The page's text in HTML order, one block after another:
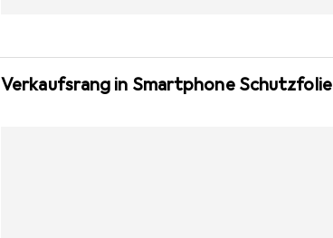
Verkaufsrang in Smartphone Schutzfolie